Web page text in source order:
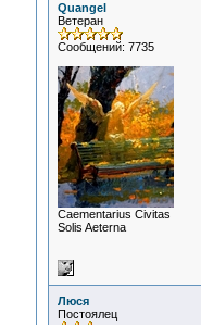
Quangel
Ветеран
Сообщений: 7735
Сaementarius Civitas
Solis Aeterna
Люся
Постоялец